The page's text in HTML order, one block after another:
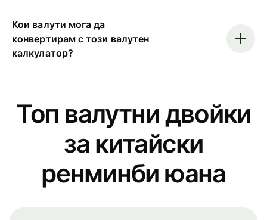
Кои валути мога да
конвертирам с този валутен
калкулатор?
Топ валутни двойки
за китайски
ренминби юана